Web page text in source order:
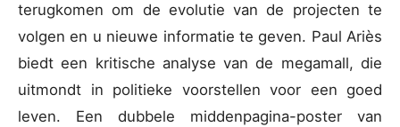
terugkomen om de evolutie van de projecten te
volgen en u nieuwe informatie te geven. Paul Ariès
biedt een kritische analyse van de megamall, die
uitmondt in politieke voorstellen voor een goed
leven. Een dubbele middenpagina-poster van